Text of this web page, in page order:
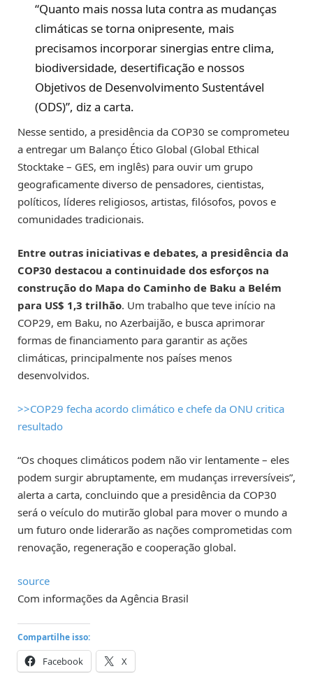
“Quanto mais nossa luta contra as mudanças
climáticas se torna onipresente, mais
precisamos incorporar sinergias entre clima,
biodiversidade, desertificação e nossos
Objetivos de Desenvolvimento Sustentável
(ODS)”, diz a carta.
Nesse sentido, a presidência da COP30 se comprometeu
a entregar um Balanço Ético Global (Global Ethical
Stocktake – GES, em inglês) para ouvir um grupo
geograficamente diverso de pensadores, cientistas,
políticos, líderes religiosos, artistas, filósofos, povos e
comunidades tradicionais.
Entre outras iniciativas e debates, a presidência da
COP30 destacou a continuidade dos esforços na
construção do Mapa do Caminho de Baku a Belém
para US$ 1,3 trilhão. Um trabalho que teve início na
COP29, em Baku, no Azerbaijão, e busca aprimorar
formas de financiamento para garantir as ações
climáticas, principalmente nos países menos
desenvolvidos.
>>COP29 fecha acordo climático e chefe da ONU critica
resultado
“Os choques climáticos podem não vir lentamente – eles
podem surgir abruptamente, em mudanças irreversíveis”,
alerta a carta, concluindo que a presidência da COP30
será o veículo do mutirão global para mover o mundo a
um futuro onde liderarão as nações comprometidas com
renovação, regeneração e cooperação global.
source
Com informações da Agência Brasil
Compartilhe isso:
Facebook X